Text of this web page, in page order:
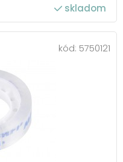
skladom
kód: 5750121